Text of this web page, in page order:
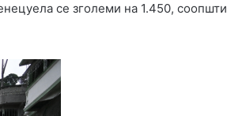
се зголеми на 1.450, соопшти